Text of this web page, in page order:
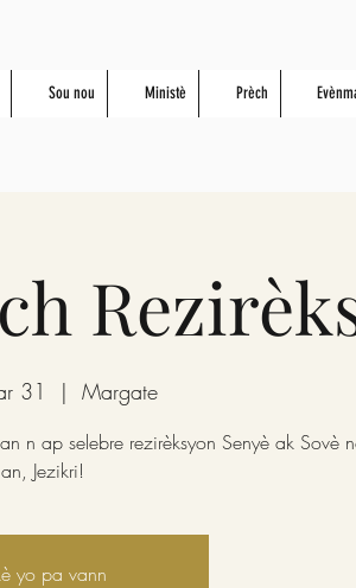
Sou nou Ministè Prèch
31
  |
Margate
n ap selebre rezirèksyon Senyè ak Sovè
an, Jezikri!
yo pa vann